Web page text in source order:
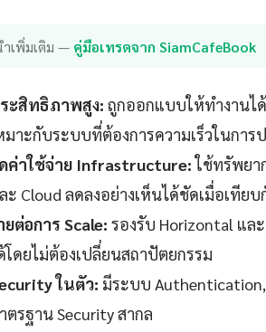
เพิ่มเติม — คู่มือเทรดจาก SiamCafeBook
ะสิทธิภาพสูง: ถูกออกแบบให้ทำงานได้
มาะกับระบบที่ต้องการความเร็วในการ
ค่าใช้จ่าย Infrastructure:ใช้ทรัพยา
ะ Cloud ลดลงอย่างเห็นได้ชัดเมื่อเทีย
ยต่อการ Scale: รองรับ Horizontal แล
โดยไม่ต้องเปลี่ยนสถาปัตยกรรม
ในตัว: มีระบบ
ตรฐาน Security สากล